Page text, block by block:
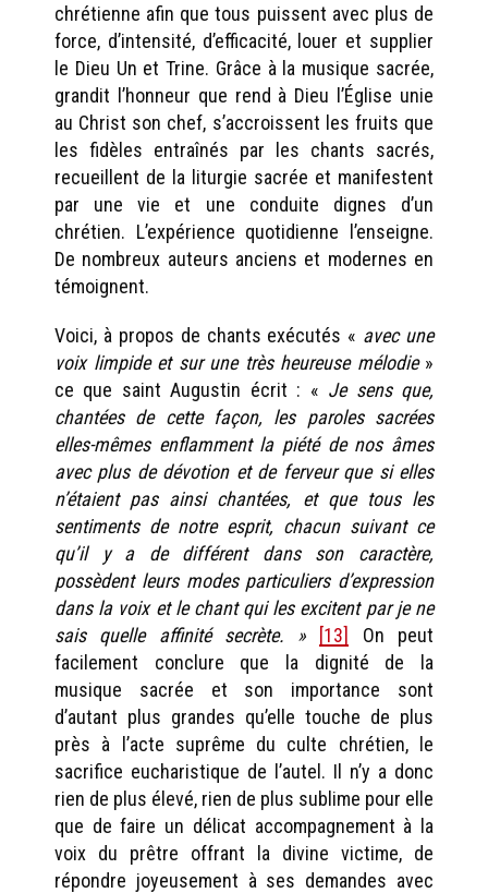
chrétienne afin que tous puissent avec plus de
force, d’intensité, d’efficacité, louer et supplier
le Dieu Un et Trine. Grâce à la musique sacrée,
grandit l’honneur que rend à Dieu l’Église unie
au Christ son chef, s’accroissent les fruits que
les fidèles entraînés par les chants sacrés,
recueillent de la liturgie sacrée et manifestent
par une vie et une conduite dignes d’un
chrétien. L’expérience quotidienne l’enseigne.
De nombreux auteurs anciens et modernes en
témoignent.
Voici, à propos de chants exécutés « avec une
voix limpide et sur une très heureuse mélodie»
ce que saint Augustin écrit : « Je sens que,
chantées de cette façon, les paroles sacrées
elles-mêmes enflamment la piété de nos âmes
avec plus de dévotion et de ferveur que si elles
n’étaient pas ainsi chantées, et que tous les
sentiments de notre esprit, chacun suivant ce
qu’il y a de différent dans son caractère,
possèdent leurs modes particuliers d’expression
dans la voix et le chant qui les excitent par je ne
sais quelle affinité secrète. » [13]
On peut
facilement conclure que la dignité de la
musique sacrée et son importance sont
d’autant plus grandes qu’elle touche de plus
près à l’acte suprême du culte chrétien, le
sacrifice eucharistique de l’autel. Il n’y a donc
rien de plus élevé, rien de plus sublime pour elle
que de faire un délicat accompagnement à la
voix du prêtre offrant la divine victime, de
répondre joyeusement à ses demandes avec